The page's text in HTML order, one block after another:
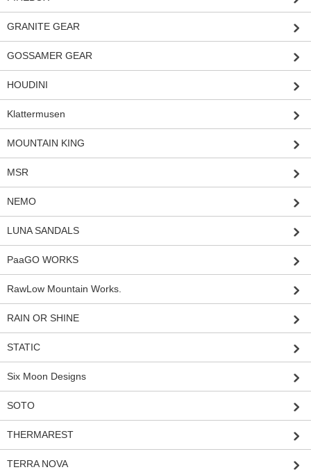
GRANITE GEAR
GOSSAMER GEAR
HOUDINI
Klattermusen
MOUNTAIN KING
MSR
NEMO
LUNA SANDALS
PaaGO WORKS
RawLow Mountain Works.
RAIN OR SHINE
STATIC
Six Moon Designs
SOTO
THERMAREST
TERRA NOVA